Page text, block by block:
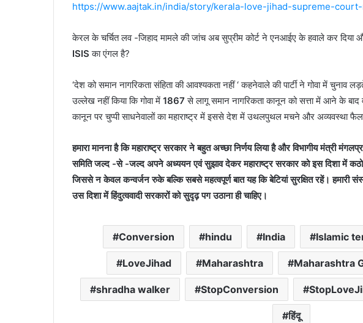
https://www.aajtak.in/india/story/kerala-love-jihad-supreme-
केरल के चर्चित लव -जिहाद मामले की जांच अब सुप्रीम कोर्ट ने एनआईए के हवाले कर दिया
ISISका एंगल है?
‘देश को समान नागरिकता संहिता की आवश्यकता नहीं ‘ कहनेवाले की पार्टी ने गोवा में
उल्लेख नहीं किया कि गोवा में 1867 से लागू समान नागरिकता कानून को सत्ता में आने के बाद
कानून पर चुप्पी साधनेवालों का महाराष्ट्र में इससे देश में उथलपुथल मचने और अव्यवस्था
हमारा मानना है कि महाराष्ट्र सरकार ने बहुत अच्छा निर्णय लिया है और विभागीय मंत्री
समिति जल्द -से -जल्द अपने अध्ययन एवं सुझाव देकर महाराष्ट्र सरकार को इस दिशा में
जिससे न केवल कन्वर्जन रुके बल्कि सबसे महत्वपूर्ण बात यह कि बेटियां सुरक्षित रहें। हमारी
उस दिशा में हिंदुत्ववादी सरकारों को सुदृढ़ पग उठाना ही चाहिए।
Conversion hindu India Islamic
LoveJihad Maharashtra Maharashtra
shradha walker StopConversion
हिंदू